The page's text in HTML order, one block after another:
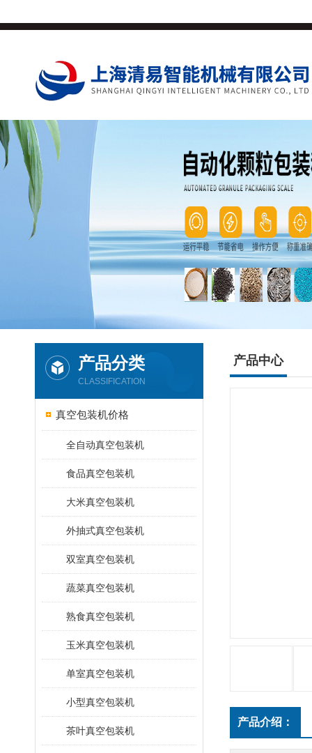
产品分类
CLASSIFICATION
真空包装机价格
全自动真空包装机
食品真空包装机
大米真空包装机
外抽式真空包装机
双室真空包装机
蔬菜真空包装机
熟食真空包装机
玉米真空包装机
单室真空包装机
小型真空包装机
茶叶真空包装机
产品中心
产品介绍：